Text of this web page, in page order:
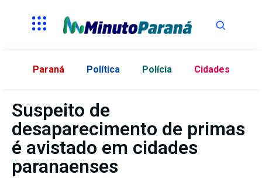
Paraná Política Polícia Cidades
Suspeito de
desaparecimento de primas
é avistado em cidades
paranaenses